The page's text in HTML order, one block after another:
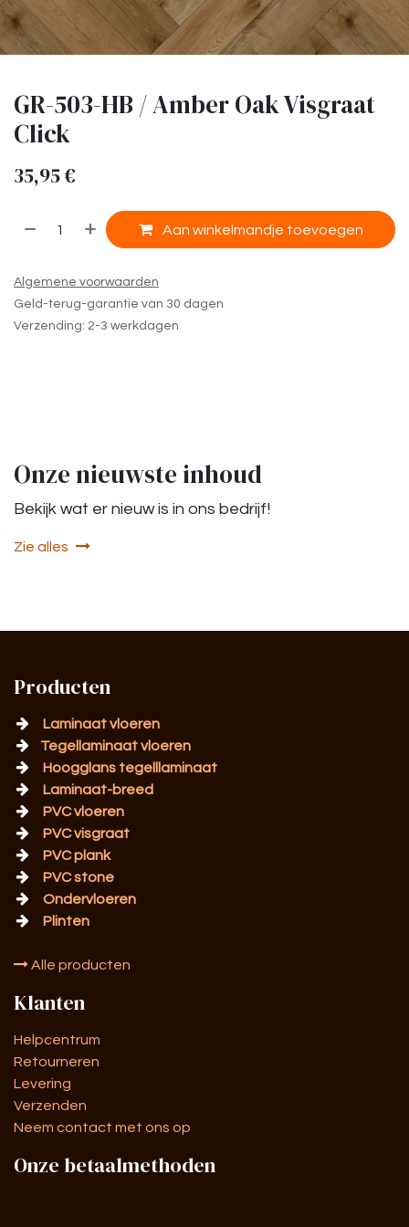
GR-503-HB / Amber Oak Visgraat
Click
35,95€
Aan winkelmandje toevoegen
Algemene voorwaarden
Geld-terug-garantie van 30 dagen
Verzending: 2-3 werkdagen
Onze nieuwste inhoud
Bekijk wat er nieuw is in ons bedrijf!
Zie alles
Producten
Laminaat vloeren
Tegellaminaat vloeren
Hoogglans tegelllaminaat
Laminaat-breed
PVC vloeren
PVC visgraat
PVC plank
PVC stone
Ondervloeren
Plinten
Alle producten
Klanten
Helpcentrum
Retourneren
Levering
Verzenden
Neem contact met ons op
Onze betaalmethoden